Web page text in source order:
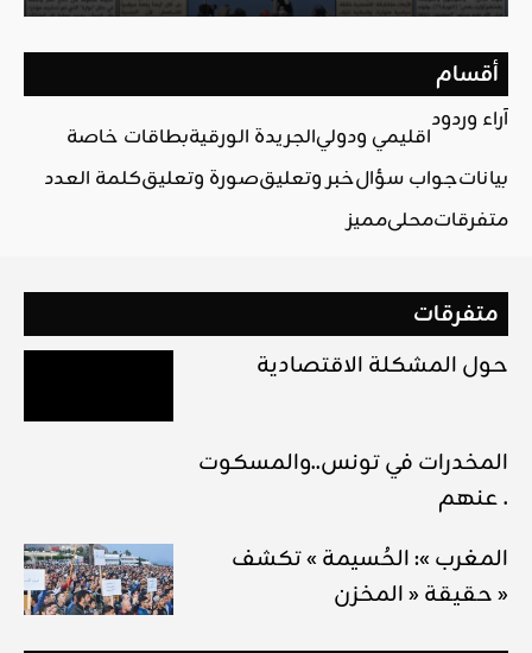
أقسام
آراء وردود
اقليمي ودوليالجريدة الورقيةبطاقات خاصة
بياناتجواب سؤالخبر وتعليقصورة وتعليقكلمة العدد
متفرقاتمحليمميز
متفرقات
حول المشكلة الاقتصادية
المخدرات في تونس..والمسكوت
عنهم .
المغرب »: الحُسيمة » تكشف
حقيقة « المخزن »